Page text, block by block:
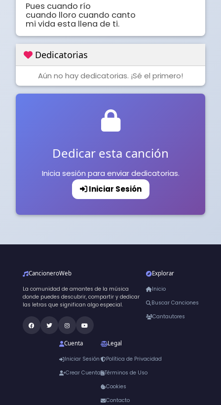
Pues cuando río
cuando lloro cuando canto
mi vida esta llena de ti.
Dedicatorias
Aún no hay dedicatorias. ¡Sé el primero!
Dedicar esta canción
Inicia sesión para enviar dedicatorias.
Iniciar Sesión
CancioneroWeb
La comunidad de amantes de la música
donde puedes descubrir, compartir y dedicar
las letras que significan algo especial.
Explorar
Inicio
Buscar Canciones
Cantautores
Cuenta
Iniciar Sesión
Crear Cuenta
Legal
Política de Privacidad
Términos de Uso
Cookies
Contacto